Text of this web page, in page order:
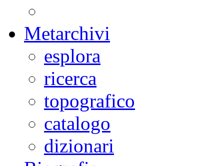
Metarchivi
esplora
ricerca
topografico
catalogo
dizionari